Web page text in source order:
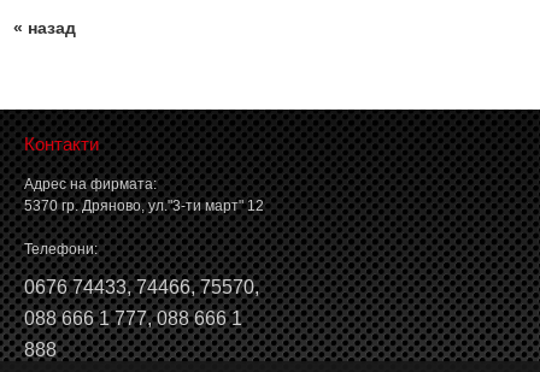
« назад
Контакти
Адрес на фирмата:
5370 гр. Дряново, ул."3-ти март" 12
Телефони:
0676 74433,74466,75570,
088 666 1 777,088 666 1
888